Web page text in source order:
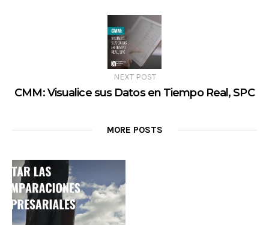
NEXT POST
CMM: Visualice sus Datos en Tiempo Real, SPC
MORE POSTS